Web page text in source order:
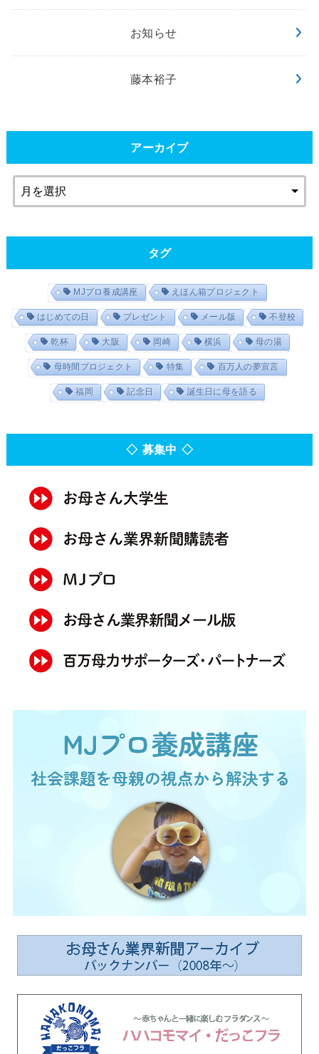
お知らせ
藤本裕子
アーカイブ
タグ
MJプロ養成講座 えほん箱プロジェクト
はじめての日 プレゼント メール版 不登校
乾杯 大阪 岡崎 横浜 母の湯
母時間プロジェクト 特集 百万人の夢宣言
福岡 記念日 誕生日に母を語る
◇ 募集中 ◇